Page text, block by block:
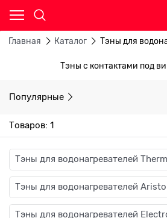
Главная Каталог Тэны для
Тэны с контактами под
Популярные
Товаров: 1
Тэны для водонагревателей
Тэны для водонагревателей
Тэны для водонагревателей